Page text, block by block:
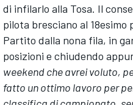
di infilarlo alla Tosa. Il
pilota bresciano al 18esimo
Partito dalla nona fila, in
posizioni e chiudendo
weekend che avrei voluto,
fatto un ottimo lavoro per